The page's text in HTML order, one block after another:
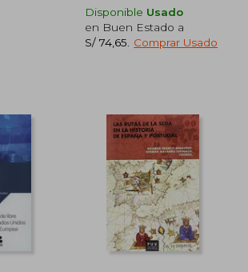
S/ 97,46
55%
dcto. S/
Disponible Usado
en Buen Estado a
S/ 74,65
Comprar Usado